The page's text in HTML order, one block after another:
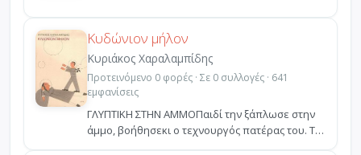
Κυδώνιον μήλον
Κυριάκος Χαραλαμπίδης
Προτεινόμενο 0 φορές · Σε 0 συλλογές · 641
εμφανίσεις
ΓΛΥΠΤΙΚΗ ΣΤΗΝ ΑΜΜΟΠαιδί την ξάπλωσε στην
άμμο, βοήθησεκι ο τεχνουργός πατέρας του. Τα
φύκιναξηραίνον...